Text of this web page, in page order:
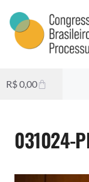
R$0,00
031024-